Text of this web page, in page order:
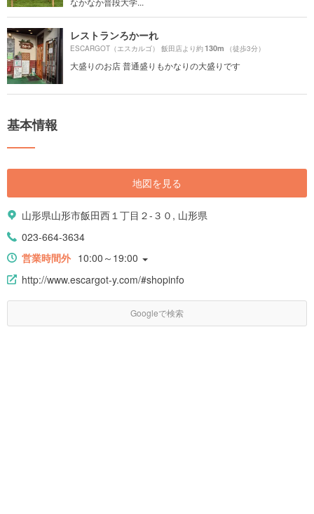
レストランろかーれ
ESCARGOT（エスカルゴ） 飯田店より約130m （徒歩3分）
大盛りのお店 普通盛りもかなりの大盛りです
基本情報
地図を見る
山形県山形市飯田西１丁目２-３０, 山形県
023-664-3634
営業時間外 10:00～19:00
http://www.escargot-y.com/#shopinfo
Googleで検索